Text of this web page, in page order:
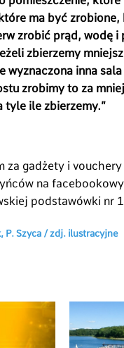
ma być zrobione,
zrobić prąd, wodę i
zbierzemy
wyznaczona inna
zrobimy to za
tyle ile zbierzemy.”
za gadżety i
na
podstawówki nr
P. Szyca /zdj. ilustracyjne